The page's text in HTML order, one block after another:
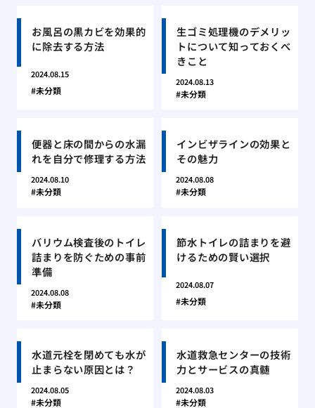
お風呂の黒カビを効果的
に除去する方法
2024.08.15
未分類
生ゴミ処理機のデメリッ
トについて知っておくべ
きこと
2024.08.13
未分類
便器と床の間からの水漏
れを自分で修理する方法
2024.08.10
未分類
インビザラインの効果と
その魅力
2024.08.08
未分類
バリウム検査後のトイレ
詰まりを防ぐための事前
準備
2024.08.08
未分類
節水トイレの詰まりを避
けるための賢い選択
2024.08.07
未分類
水道元栓を閉めても水が
止まらない原因とは？
2024.08.05
未分類
水道救急センターの技術
力とサービスの真髄
2024.08.03
未分類